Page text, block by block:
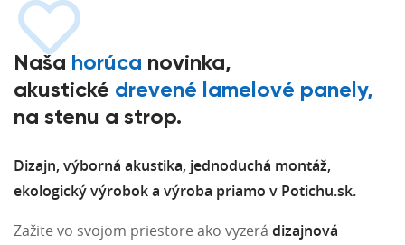
Naša horúca novinka,
akustické drevené lamelové panely,
na stenu a strop.
Dizajn, výborná akustika, jednoduchá montáž,
ekologický výrobok a výroba priamo v Potichu.sk.
Zažite vo svojom priestore ako vyzerá dizajnová